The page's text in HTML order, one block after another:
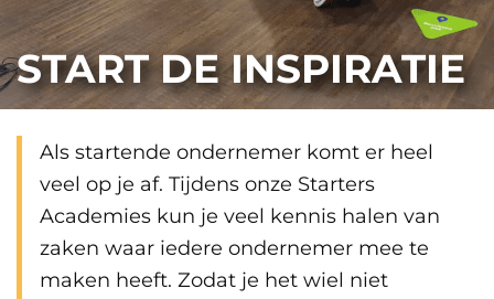
START DE INSPIRATIE
Als startende ondernemer komt er heel
veel op je af. Tijdens onze Starters
Academies kun je veel kennis halen van
zaken waar iedere ondernemer mee te
maken heeft. Zodat je het wiel niet